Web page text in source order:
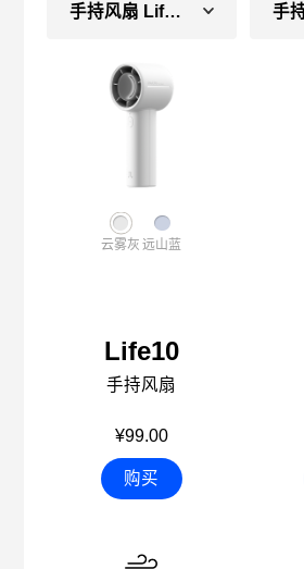
手持风扇 Life10
云雾灰 远山蓝
Life10
手持风扇
¥99.00
购买